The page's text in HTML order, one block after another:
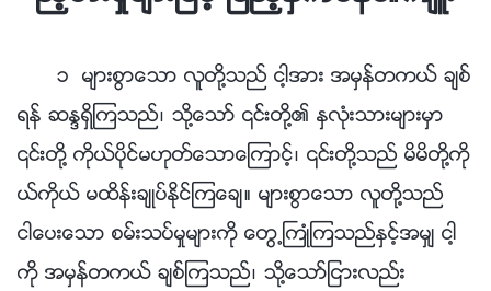
၁ မ်ားစြာေသာ လူတို႔သည္ ငါ့အား အမွန္တကယ္ ခ်စ္
ရန္ ဆႏၵရွိၾကသည္၊ သို႔ေသာ္ ၎တို႔၏ ႏွလုံးသားမ်ားမွာ
၎တို႔ ကိုယ္ပိုင္မဟုတ္ေသာေၾကာင့္၊ ၎တို႔သည္ မိမိတို႔ကို
ယ္ကိုယ္ မထိန္းခ်ဳပ္ႏိုင္ၾကေခ်။ မ်ားစြာေသာ လူတို႔သည္
ငါေပးေသာ စမ္းသပ္မႈမ်ားကို ေတြ႕ႀကဳံၾကသည္ႏွင့္အမွ် ငါ့
ကို အမွန္တကယ္ ခ်စ္ၾကသည္၊ သို႔ေသာ္ျငားလည္း